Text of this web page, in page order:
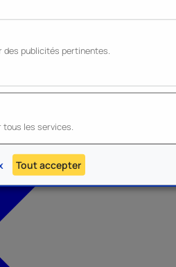
publicités pertinentes.
tous les services.
Tout accepter